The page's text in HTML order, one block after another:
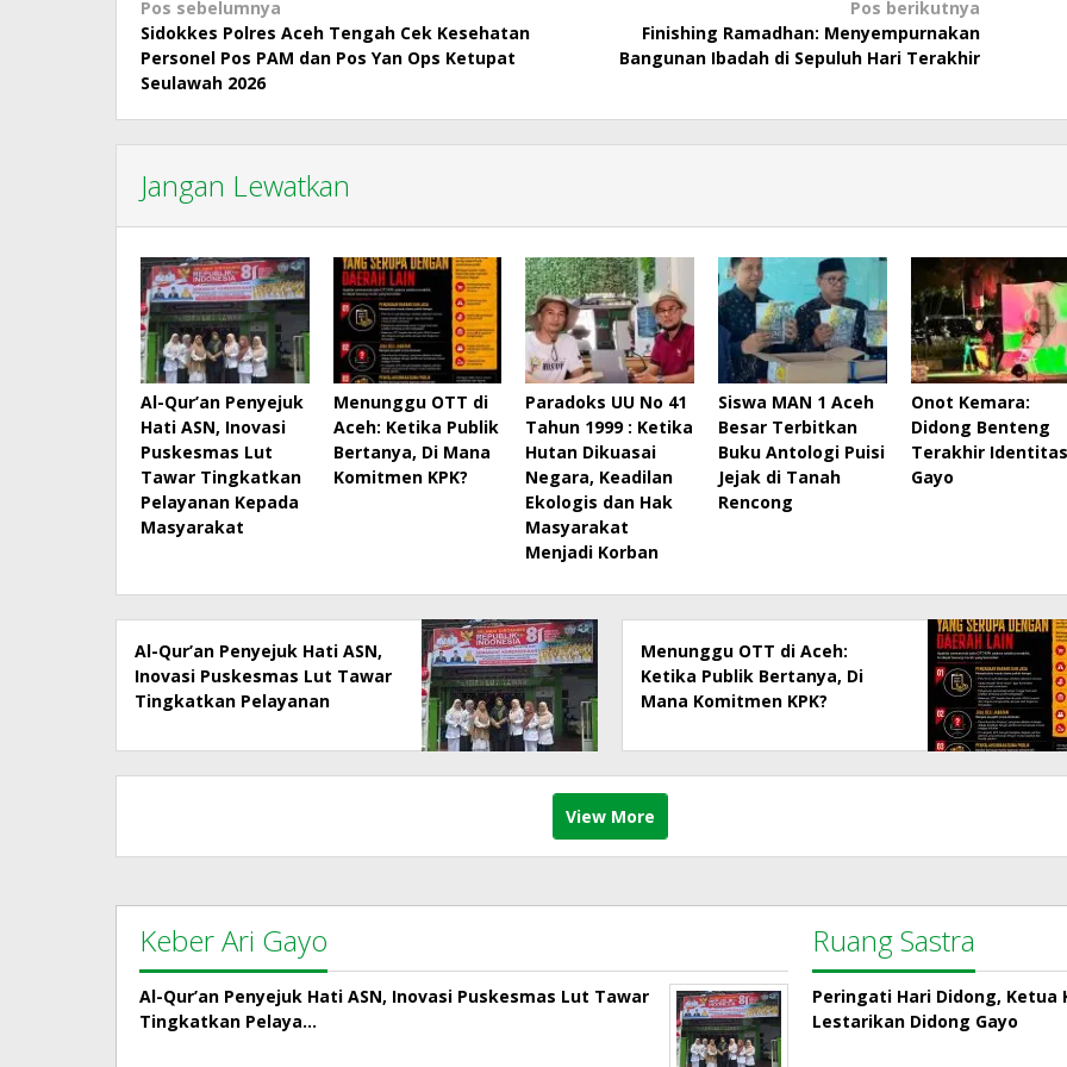
Navigasi
pos
Pos sebelumnya
Sidokkes Polres Aceh Tengah Cek Kesehatan
Personel Pos PAM dan Pos Yan Ops Ketupat
Seulawah 2026
Pos berikutnya
Finishing Ramadhan: Menyempurnakan
Bangunan Ibadah di Sepuluh Hari Terakhir
Jangan Lewatkan
Al-Qur’an Penyejuk
Hati ASN, Inovasi
Puskesmas Lut
Tawar Tingkatkan
Pelayanan Kepada
Masyarakat
Menunggu OTT di
Aceh: Ketika Publik
Bertanya, Di Mana
Komitmen KPK?
Paradoks UU No 41
Tahun 1999 : Ketika
Hutan Dikuasai
Negara, Keadilan
Ekologis dan Hak
Masyarakat
Menjadi Korban
Siswa MAN 1 Aceh
Besar Terbitkan
Buku Antologi Puisi
Jejak di Tanah
Rencong
Onot Kemara:
Didong Benteng
Terakhir Identitas
Gayo
Al-Qur’an Penyejuk Hati ASN,
Inovasi Puskesmas Lut Tawar
Tingkatkan Pelayanan
Menunggu OTT di Aceh:
Ketika Publik Bertanya, Di
Mana Komitmen KPK?
View More
Keber Ari Gayo
Al-Qur’an Penyejuk Hati ASN, Inovasi Puskesmas Lut Tawar
Tingkatkan Pelaya…
Ruang Sastra
Peringati Hari Didong, Ketua
Lestarikan Didong Gayo